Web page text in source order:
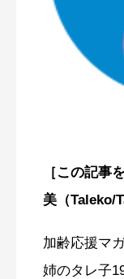
［この記事
美（Taleko/
加齢応援マ
姉のタレ子